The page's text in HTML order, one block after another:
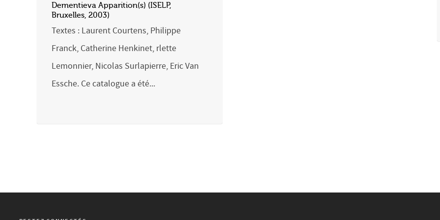
Dementieva Apparition(s) (ISELP,
Bruxelles, 2003)
Textes : Laurent Courtens, Philippe
Franck, Catherine Henkinet, rlette
Lemonnier, Nicolas Surlapierre, Eric Van
Essche. Ce catalogue a été...